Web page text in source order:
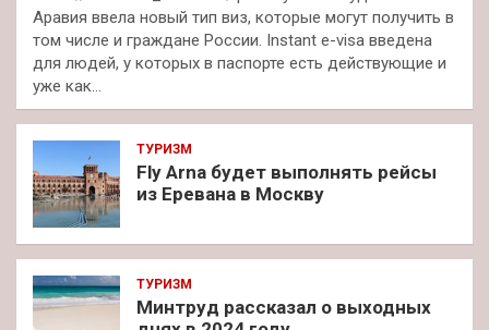
Аравия ввела новый тип виз, которые могут получить в
том числе и граждане России. Instant e-visa введена
для людей, у которых в паспорте есть действующие и
уже как…
ТУРИЗМ
Fly Arna будет выполнять рейсы
из Еревана в Москву
ТУРИЗМ
Минтруд рассказал о выходных